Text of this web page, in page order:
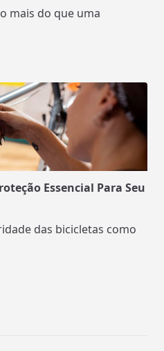
mais do que uma
Essencial Para Seu
das bicicletas como